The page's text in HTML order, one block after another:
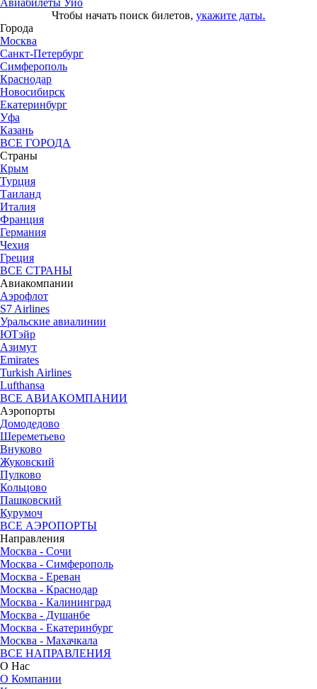
Чтобы начать поиск билетов, укажите даты.
Города
Москва
Санкт-Петербург
Симферополь
Краснодар
Новосибирск
Екатеринбург
Уфа
Казань
ВСЕ ГОРОДА
Страны
Крым
Турция
Таиланд
Италия
Франция
Германия
Чехия
Греция
ВСЕ СТРАНЫ
Авиакомпании
Аэрофлот
S7 Airlines
Уральские авиалинии
ЮТэйр
Азимут
Emirates
Turkish Airlines
Lufthansa
ВСЕ АВИАКОМПАНИИ
Аэропорты
Домодедово
Шереметьево
Внуково
Жуковский
Пулково
Кольцово
Пашковский
Курумоч
ВСЕ АЭРОПОРТЫ
Направления
Москва - Сочи
Москва - Симферополь
Москва - Ереван
Москва - Краснодар
Москва - Калининград
Москва - Душанбе
Москва - Екатеринбург
Москва - Махачкала
ВСЕ НАПРАВЛЕНИЯ
О Нас
О Компании